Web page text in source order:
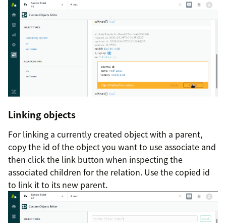
Linking objects
For linking a currently created object with a parent,
copy the id of the object you want to use associate and
then click the link button when inspecting the
associated children for the relation. Use the copied id
to link it to its new parent.